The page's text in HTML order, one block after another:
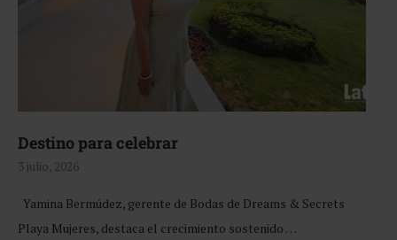
Destino para celebrar
3 julio, 2026
Yamina Bermúdez, gerente de Bodas de Dreams & Secrets
Playa Mujeres, destaca el crecimiento sostenido …